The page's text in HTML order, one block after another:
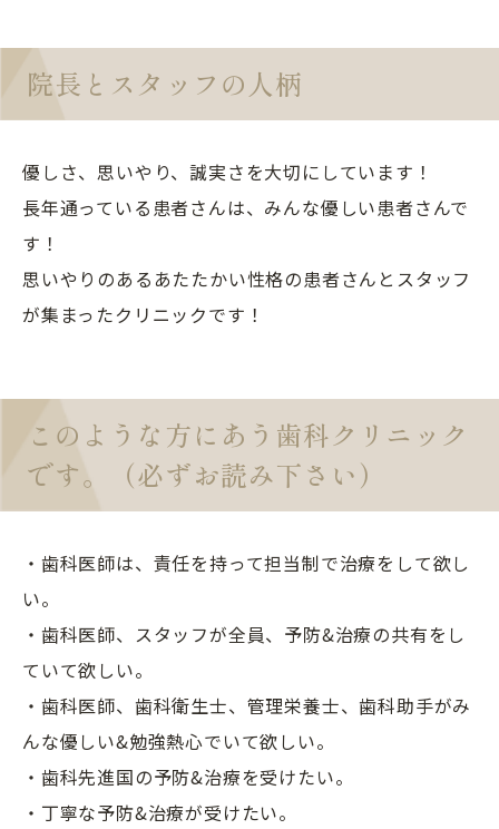
院長とスタッフの人柄
優しさ、思いやり、誠実さを大切にしています！
長年通っている患者さんは、みんな優しい患者さんで
す！
思いやりのあるあたたかい性格の患者さんとスタッフ
が集まったクリニックです！
このような方にあう歯科クリニック
です。（必ずお読み下さい）
・歯科医師は、責任を持って担当制で治療をして欲し
い。
・歯科医師、スタッフが全員、予防&治療の共有をし
ていて欲しい。
・歯科医師、歯科衛生士、管理栄養士、歯科助手がみ
んな優しい&勉強熱心でいて欲しい。
・歯科先進国の予防&治療を受けたい。
・丁寧な予防&治療が受けたい。